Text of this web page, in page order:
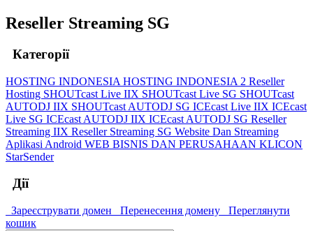
Reseller Streaming SG
Категорії
HOSTING INDONESIA HOSTING INDONESIA 2 Reseller
Hosting SHOUTcast Live IIX SHOUTcast Live SG SHOUTcast
AUTODJ IIX SHOUTcast AUTODJ SG ICEcast Live IIX ICEcast
Live SG ICEcast AUTODJ IIX ICEcast AUTODJ SG Reseller
Streaming IIX Reseller Streaming SG Website Dan Streaming
Aplikasi Android WEB BISNIS DAN PERUSAHAAN KLICON
StarSender
Дії
Зареєструвати домен Перенесення домену
Переглянути
кошик